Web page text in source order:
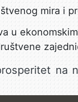
mira i
u
na